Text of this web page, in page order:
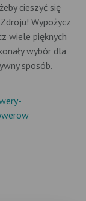
cieszyć się
Wypożycz
wiele pięknych
wybór dla
sposób.